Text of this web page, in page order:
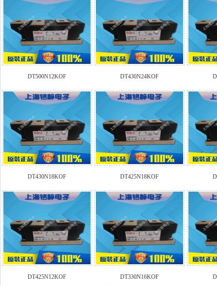
DT500N12KOF DT430N24KOF
DT430N18KOF DT425N18KOF
DT425N12KOF DT330N16KOF